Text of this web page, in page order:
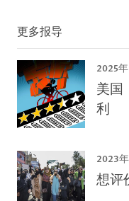
更多报导
2025
美国
利
2023
想评